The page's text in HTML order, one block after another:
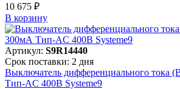
10 675 ₽
В корзинy
Артикул: S9R14440
Срок поставки: 2 дня
Выключатель дифференциального тока
Тип-AC 400В Systeme9